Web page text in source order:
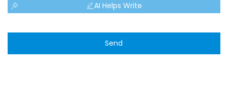
AI Helps Write
Send